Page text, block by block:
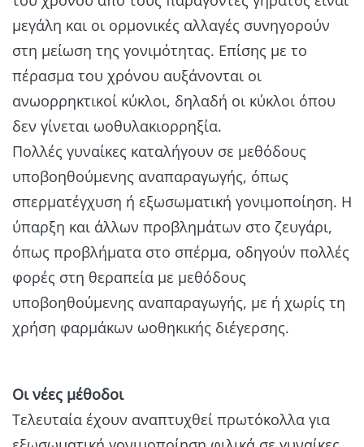
μεγάλη και οι ορμονικές αλλαγές συνηγορούν
στη μείωση της γονιμότητας. Επίσης με το
πέρασμα του χρόνου αυξάνονται οι
ανωορρηκτικοί κύκλοι, δηλαδή οι κύκλοι όπου
δεν γίνεται ωοθυλακιορρηξία.
Πολλές γυναίκες καταλήγουν σε μεθόδους
υποβοηθούμενης αναπαραγωγής, όπως
σπερματέγχυση ή εξωσωματική γονιμοποίηση. Η
ύπαρξη και άλλων προβλημάτων στο ζευγάρι,
όπως προβλήματα στο σπέρμα, οδηγούν πολλές
φορές στη θεραπεία με μεθόδους
υποβοηθούμενης αναπαραγωγής, με ή χωρίς τη
χρήση φαρμάκων ωοθηκικής διέγερσης.
Οι νέες μέθοδοι
Τελευταία έχουν αναπτυχθεί πρωτόκολλα για